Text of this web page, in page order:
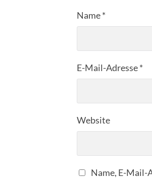
Name*
E-Mail-Adresse*
Website
Name, E-Mail-